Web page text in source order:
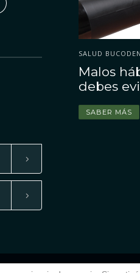
SALUD
Malos
debes
SABER MÁS
PERIODONCIA •
de uso